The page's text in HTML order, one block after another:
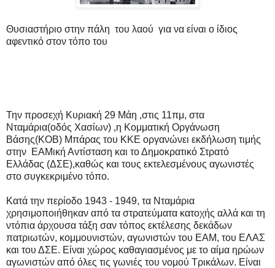
Θυσιαστήριο στην πάλη του λαού για να είναι ο ίδιος
αφεντικό στον τόπο του
Την προσεχή Κυριακή 29 Μάη ,στις 11πμ, στα
Νταμάρια(οδός Χασίων) ,η Κομματική Οργάνωση
Βάσης(ΚΟΒ) Μπάρας του ΚΚΕ οργανώνει εκδήλωση τιμής
στην ΕΑΜική Αντίσταση και το Δημοκρατικό Στρατό
Ελλάδας (ΔΣΕ),καθώς και τους εκτελεσμένους αγωνιστές
στο συγκεκριμένο τόπο.
Κατά την περίοδο 1943 - 1949, τα Νταμάρια
χρησιμοποιήθηκαν από τα στρατεύματα κατοχής αλλά και τη
ντόπια άρχουσα τάξη σαν τόπος εκτέλεσης δεκάδων
πατριωτών, κομμουνιστών, αγωνιστών του ΕΑΜ, του ΕΛΑΣ
και του ΔΣΕ. Είναι χώρος καθαγιασμένος με το αίμα ηρώων
αγωνιστών από όλες τις γωνιές του νομού Τρικάλων. Είναι